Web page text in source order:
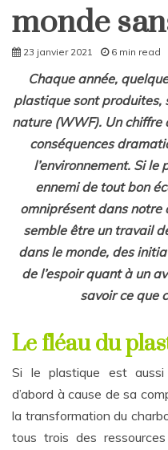
monde
23 janvier 2021 6 min read
Chaque année,
plastique sont produites,
nature (WWF). Un
conséquences
l’environnement. Si le
ennemi de tout bon
omniprésent dans notre
semble être un travail
dans le monde, des
de l’espoir quant à un
savoir ce que
Le fléau du
Si le plastique est aussi
d’abord à cause de sa
la transformation du
tous trois des